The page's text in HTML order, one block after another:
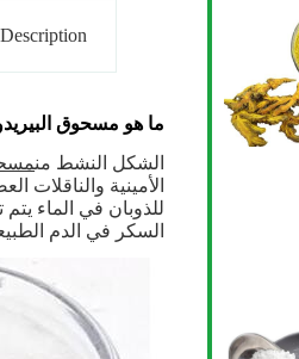
Description
ما هو مسحوق
الشكل النشط من
الأمينية والناقلات
للذوبان في الماء
السكر في الدم